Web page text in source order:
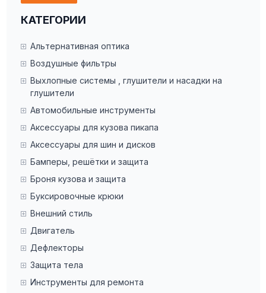
КАТЕГОРИИ
Альтернативная оптика
Воздушные фильтры
Выхлопные системы , глушители и насадки на
глушители
Автомобильные инструменты
Аксессуары для кузова пикапа
Аксессуары для шин и дисков
Бамперы, решётки и защита
Броня кузова и защита
Буксировочные крюки
Внешний стиль
Двигатель
Дефлекторы
Защита тела
Инструменты для ремонта